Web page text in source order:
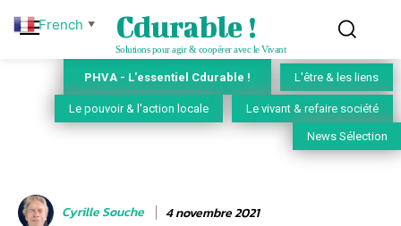
Cdurable !
Solutions pour agir & coopérer avec le Vivant
PHVA - L'essentiel Cdurable ! L'être & les liens
Le pouvoir & l'action locale Le vivant & refaire société
News Sélection
Cyrille Souche 4 novembre 2021
French ▼